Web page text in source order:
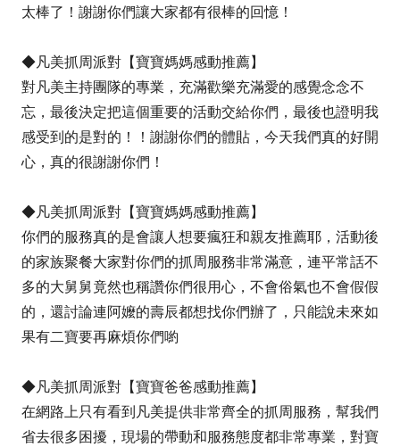
太棒了！謝謝你們讓大家都有很棒的回憶！
◆凡美抓周派對【寶寶媽媽感動推薦】
對凡美主持團隊的專業，充滿歡樂充滿愛的感覺念念不
忘，最後決定把這個重要的活動交給你們，最後也證明我
感受到的是對的！！謝謝你們的體貼，今天我們真的好開
心，真的很謝謝你們！
◆凡美抓周派對【寶寶媽媽感動推薦】
你們的服務真的是會讓人想要瘋狂和親友推薦耶，活動後
的家族聚餐大家對你們的抓周服務非常滿意，連平常話不
多的大舅舅竟然也稱讚你們很用心，不會俗氣也不會假假
的，還討論連阿嬤的壽辰都想找你們辦了，只能說未來如
果有二寶要再麻煩你們喲
◆凡美抓周派對【寶寶爸爸感動推薦】
在網路上只有看到凡美提供非常齊全的抓周服務，幫我們
省去很多困擾，現場的帶動和服務態度都非常專業，對寶